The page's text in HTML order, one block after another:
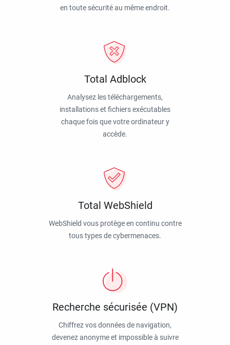
en toute sécurité au même endroit.
Total Adblock
Analysez les téléchargements,
installations et fichiers exécutables
chaque fois que votre ordinateur y
accède.
Total WebShield
WebShield vous protège en continu contre
tous types de cybermenaces.
Recherche sécurisée (VPN)
Chiffrez vos données de navigation,
devenez anonyme et impossible à suivre